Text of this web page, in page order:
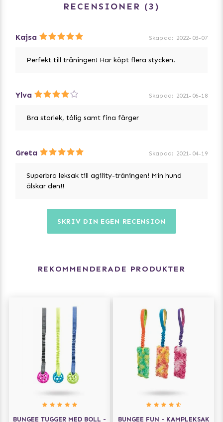
RECENSIONER 3
Kajsa Skapad: 2022-03-07
Perfekt till träningen! Har köpt flera stycken.
Ylva Skapad: 2021-06-18
Bra storlek, tålig samt fina färger
Greta Skapad: 2021-04-19
Superbra leksak till agility-träningen! Min hund
älskar den!!
SKRIV DIN EGEN RECENSION
REKOMMENDERADE PRODUKTER
BUNGEE TUGGER MED BOLL - BUNGEE FUN - KAMPLEKSAK